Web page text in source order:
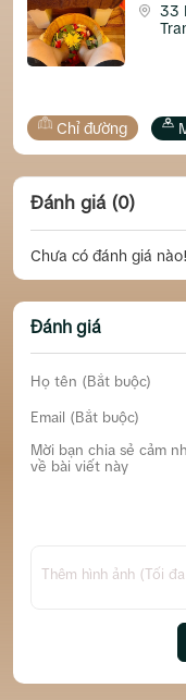
33 Nguyễn Thị
Trang
Map
Đánh giá (0)
Chưa có đánh giá nào!
Đánh giá
Thêm hình ảnh (Tối